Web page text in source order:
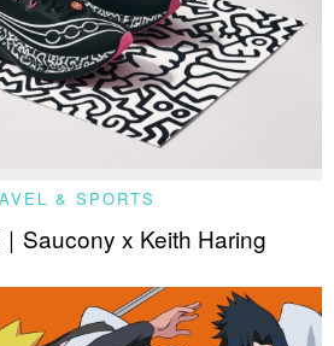
& SPORTS
Saucony x Keith Haring